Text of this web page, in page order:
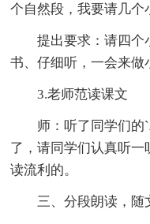
个自然段，我要请几个
提出要求：请四个
书、仔细听，一会来做
3.老师范读课文
师：听了同学们的
了，请同学们认真听一
读流利的。
三、分段朗读，随